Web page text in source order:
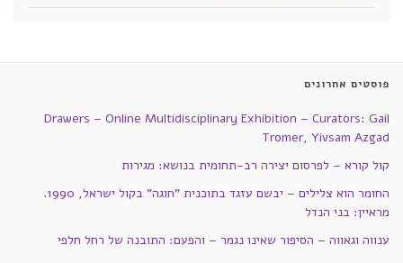
פוסטים אחרונים
Drawers – Online Multidisciplinary Exhibition – Curators: Gail
Tromer, Yivsam Azgad
קול קורא – לפרסום יצירה רב-תחומית בנושא: מגירות
החומר הוא צלילים – יבשם עזגד בתוכנית "חוגה" בקול ישראל, 1990.
מראיין: בני הנדל
ענווה וגאווה – הסיפור שאינו נגמר – והפעם: התובנה של רחל חלפי